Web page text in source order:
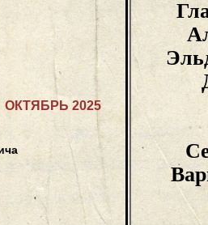
ОКТЯБРЬ 2025